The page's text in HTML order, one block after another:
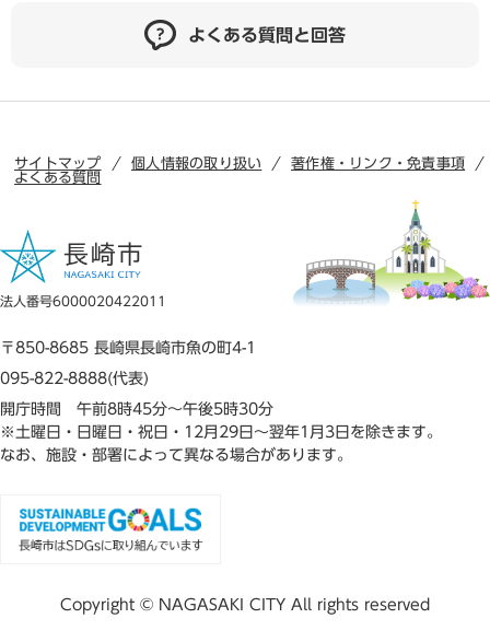
よくある質問と回答
サイトマップ 個人情報の取り扱い
著作権・リンク・免責事項
よくある質問
法人番号6000020422011
〒850-8685 長崎県長崎市魚の町4-1
095-822-8888(代表)
開庁時間 午前8時45分～午後5時30分
※土曜日・日曜日・祝日・12月29日～翌年1月3日を除きます。
なお、施設・部署によって異なる場合があります。
Copyright © NAGASAKI CITY All rights reserved